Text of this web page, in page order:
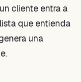
cliente entra a
que entienda
una